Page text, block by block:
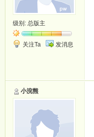
级别: 总版主
关注Ta 发消息
小浣熊